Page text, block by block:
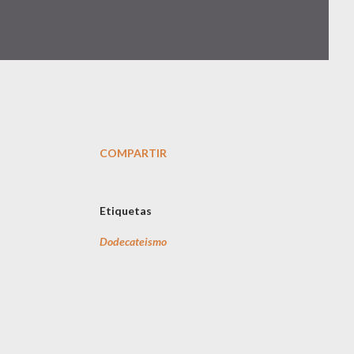
COMPARTIR
Etiquetas
Dodecateismo